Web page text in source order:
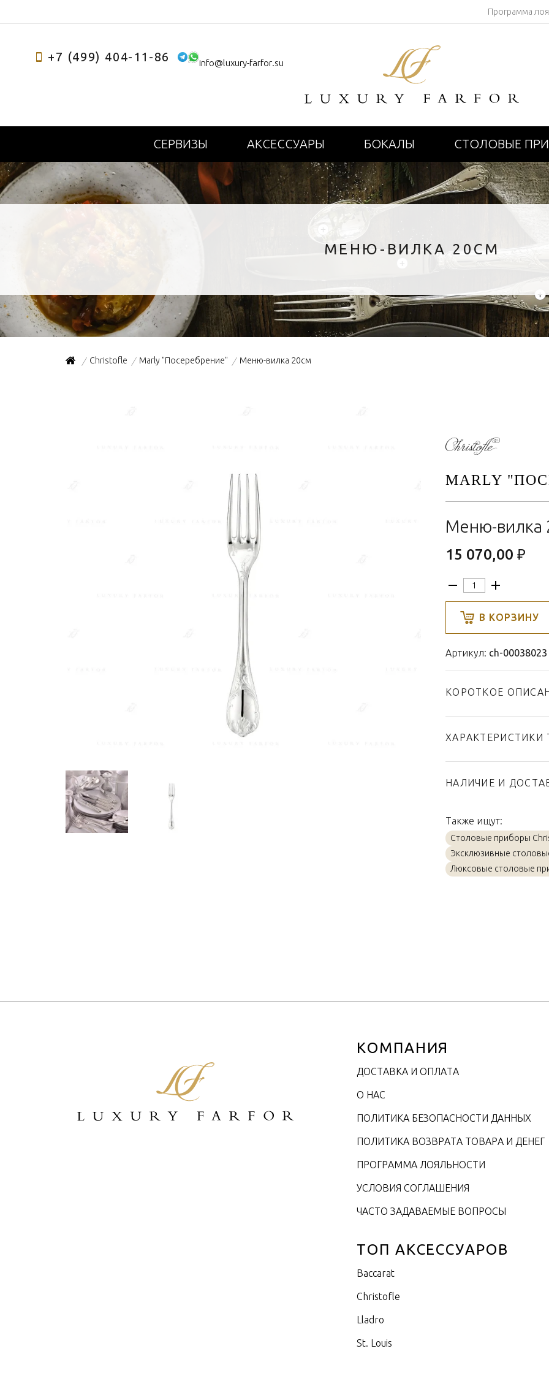
Программа
+7 (499) 404-11-86 info@luxury-farfor.su
СЕРВИЗЫ АКСЕССУАРЫ БОКАЛЫ СТОЛОВЫЕ
+
+
+
МЕНЮ-ВИЛКА 20СМ
/ Christofle / Marly "Посеребрение" / Меню-вилка 20см
MARLY
Меню-вилка
15 070,00 ₽
В КОРЗИНУ
Артикул: ch-00038023
КОРОТКОЕ
ХАРАКТЕРИСТИКИ
Коллекция
Материал
Объем / Размер
НАЛИЧИЕ И
Также ищут:
Столовые приборы
Эксклюзивные
Люксовые столовые
КОМПАНИЯ
ДОСТАВКА И ОПЛАТА
О НАС
ПОЛИТИКА БЕЗОПАСНОСТИ ДАННЫХ
ПОЛИТИКА ВОЗВРАТА ТОВАРА И ДЕНЕГ
ПРОГРАММА ЛОЯЛЬНОСТИ
УСЛОВИЯ СОГЛАШЕНИЯ
ЧАСТО ЗАДАВАЕМЫЕ ВОПРОСЫ
ТОП АКСЕССУАРОВ
Baccarat
Christofle
Lladro
St. Louis